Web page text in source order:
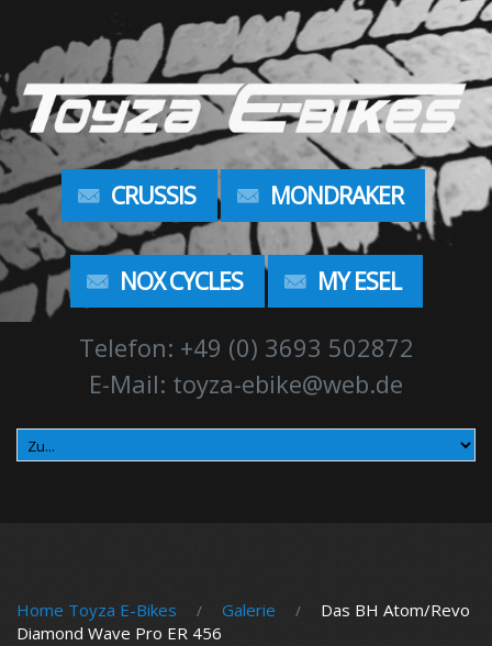
CRUSSIS MONDRAKER
NOX CYCLES MY ESEL
Telefon: +49 (0) 3693 502872
E-Mail: toyza-ebike@web.de
Home Toyza E-Bikes Galerie
Das BH Atom/Revo
Diamond Wave Pro ER 456